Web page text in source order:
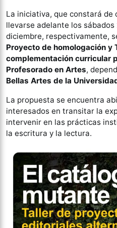
La iniciativa, que constará de
llevarse adelante los sábados
diciembre, respectivamente,
Proyecto de homologación y
complementación curricular
Profesorado en Artes,
Bellas Artes de la
La propuesta se encuentra
interesados en transitar la
intervenir en las prácticas
la escritura y la lectura.